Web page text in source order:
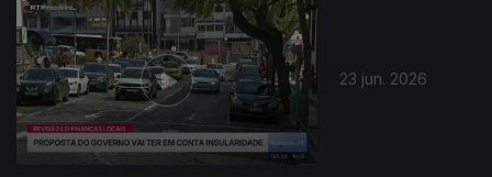
23 jun. 2026